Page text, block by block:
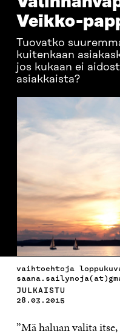
Veikko-
Tuovatko
kuitenkaan
jos kukaan ei
asiakkaista?
vaihtoehtoja
JULKAISTU
28.03.2015
”Mä haluan valita